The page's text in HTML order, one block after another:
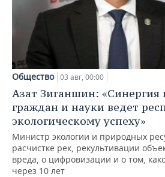
Общество 03 авг, 00:00
Азат Зиганшин: «Синергия
граждан и науки ведет
экологическому успеху»
Министр экологии и природных
расчистке рек, рекультивации
вреда, о цифровизации и о том,
через 10 лет